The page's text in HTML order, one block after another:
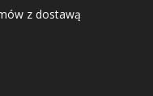
z dostawą